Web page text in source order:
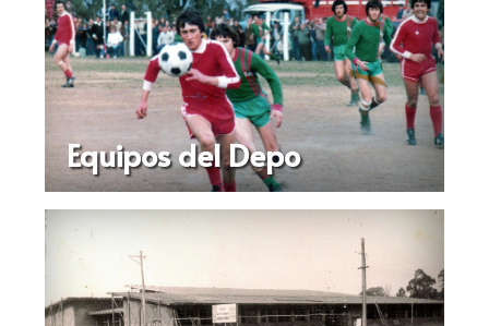
Equipos del Depo